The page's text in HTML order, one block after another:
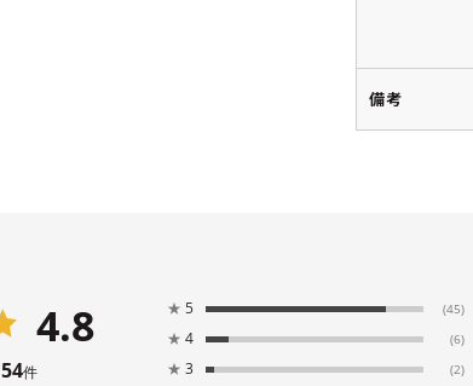
備考
4.8
54件
★ 5 (45)
★ 4 (6)
★ 3 (2)